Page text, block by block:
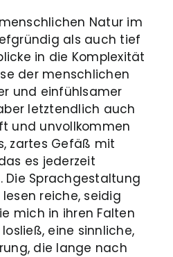
Natur im
als auch tief
in die Komplexität
der menschlichen
und einfühlsamer
letztendlich auch
und unvollkommen
zartes Gefäß mit
es jederzeit
Die Sprachgestaltung
reiche, seidig
mich in ihren Falten
eine sinnliche,
die lange nach